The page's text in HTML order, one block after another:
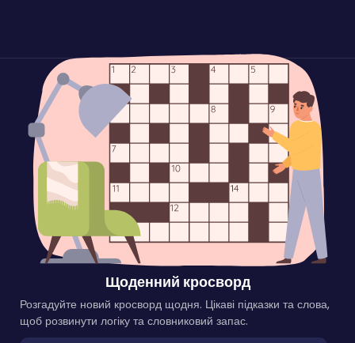
Щоденний кросворд
Розгадуйте новий кросворд щодня. Цікаві підказки та слова,
щоб розвинути логіку та словниковий запас.